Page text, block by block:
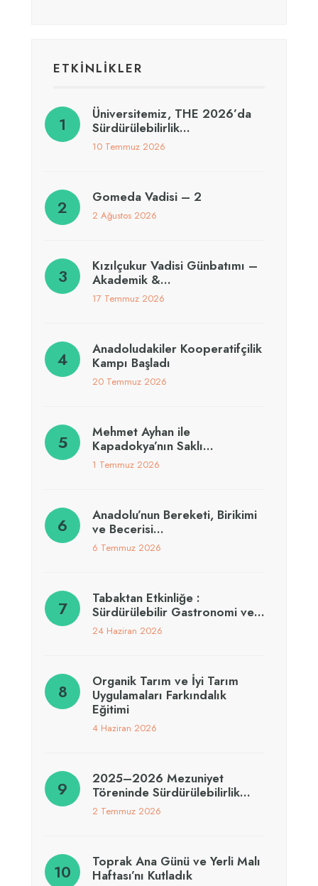
ETKİNLİKLER
Üniversitemiz, THE 2026’da
Sürdürülebilirlik…
10 Temmuz 2026
Gomeda Vadisi – 2
2 Ağustos 2026
Kızılçukur Vadisi Günbatımı –
Akademik &…
17 Temmuz 2026
Anadoludakiler Kooperatifçilik
Kampı Başladı
20 Temmuz 2026
Mehmet Ayhan ile
Kapadokya’nın Saklı…
1 Temmuz 2026
Anadolu’nun Bereketi, Birikimi
ve Becerisi…
6 Temmuz 2026
Tabaktan Etkinliğe :
Sürdürülebilir Gastronomi ve…
24 Haziran 2026
Organik Tarım ve İyi Tarım
Uygulamaları Farkındalık
Eğitimi
4 Haziran 2026
2025–2026 Mezuniyet
Töreninde Sürdürülebilirlik…
2 Temmuz 2026
Toprak Ana Günü ve Yerli Malı
Haftası’nı Kutladık